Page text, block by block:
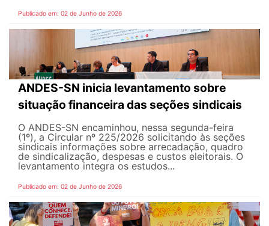
Publicado em: 02 de Junho de 2026
ANDES-SN inicia levantamento sobre
situação financeira das seções sindicais
O ANDES-SN encaminhou, nessa segunda-feira
(1º), a Circular nº 225/2026 solicitando às seções
sindicais informações sobre arrecadação, quadro
de sindicalização, despesas e custos eleitorais. O
levantamento integra os estudos...
Publicado em: 02 de Junho de 2026